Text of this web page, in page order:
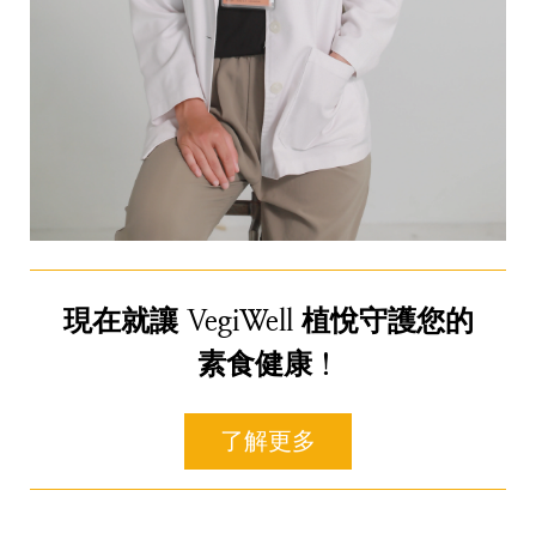
現在就讓 VegiWell 植悅守護您的
素食健康！
了解更多